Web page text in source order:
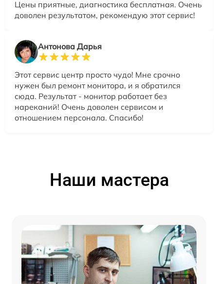
Цены приятные, диагностика бесплатная. Очень
доволен результатом, рекомендую этот сервис!
Антонова Дарья
Этот сервис центр просто чудо! Мне срочно
нужен был ремонт монитора, и я обратился
сюда. Результат - монитор работает без
нареканий! Очень доволен сервисом и
отношением персонала. Спасибо!
Наши мастера